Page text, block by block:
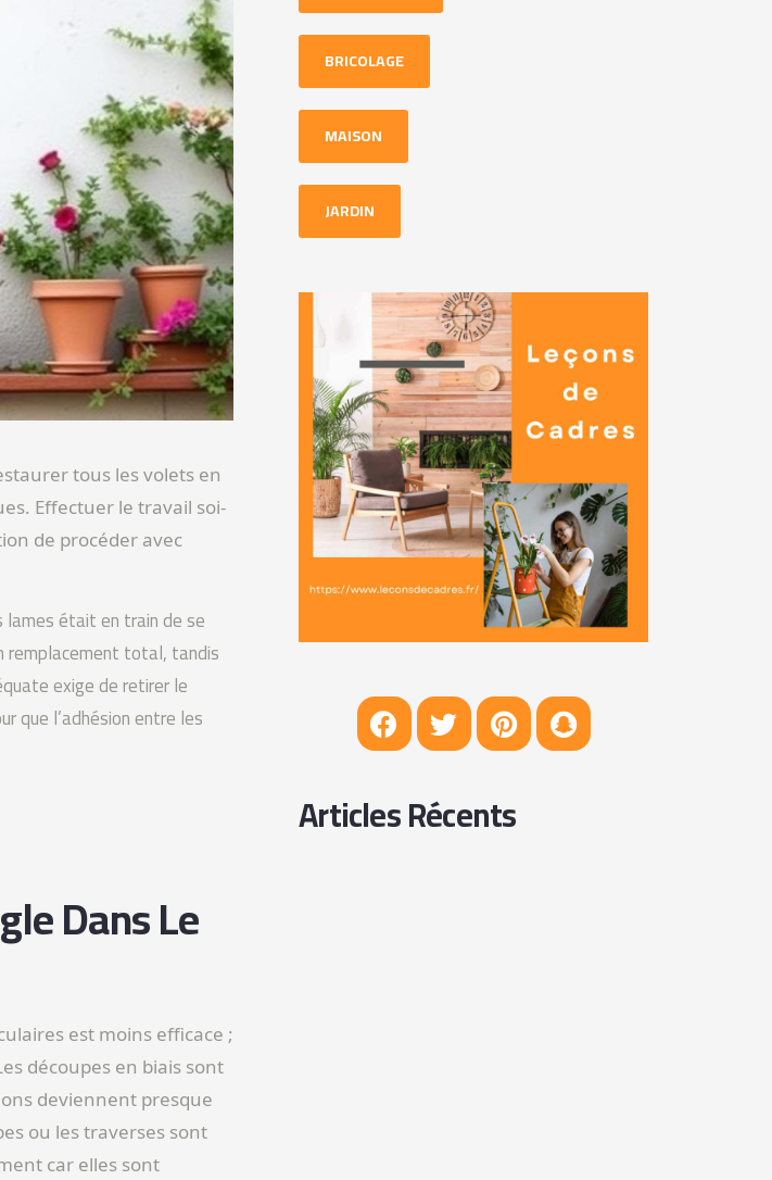
tous les volets en
Effectuer le travail soi-
de procéder avec
lames était en train de se
remplacement total, tandis
exige de retirer le
que l’adhésion entre les
Dans Le
est moins efficace ;
découpes en biais sont
deviennent presque
ou les traverses sont
car elles sont
BRICOLAGE
MAISON
JARDIN
Articles Récents